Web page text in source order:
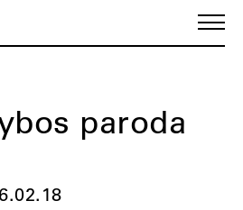
paroda